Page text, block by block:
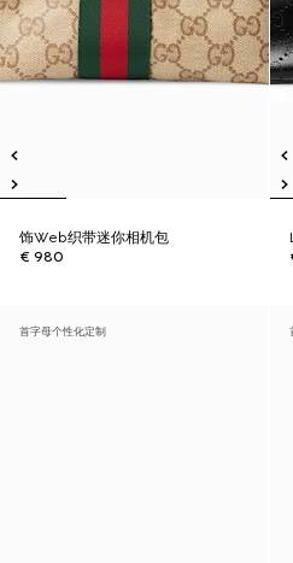
饰Web织带迷你相机包
€ 980
首字母个性化定制